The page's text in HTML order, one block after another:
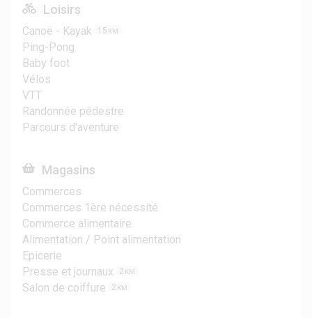
Loisirs
Canoë - Kayak 15 KM
Ping-Pong
Baby foot
Vélos
VTT
Randonnée pédestre
Parcours d'aventure
Magasins
Commerces
Commerces 1ère nécessité
Commerce alimentaire
Alimentation / Point alimentation
Epicerie
Presse et journaux
2 KM
Salon de coiffure 2 KM